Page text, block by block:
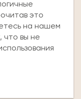
данных. Я
её условия
это
на нашем
что вы не